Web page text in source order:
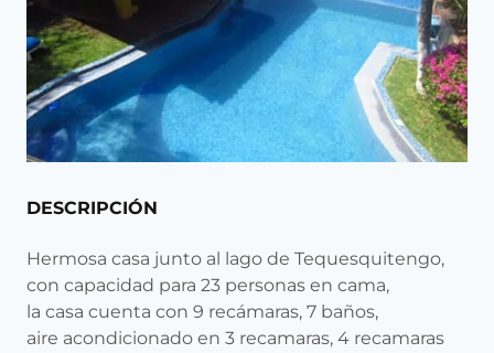
DESCRIPCIÓN
Hermosa casa junto al lago de Tequesquitengo,
con capacidad para 23 personas en cama,
la casa cuenta con 9 recámaras, 7 baños,
aire acondicionado en 3 recamaras, 4 recamaras